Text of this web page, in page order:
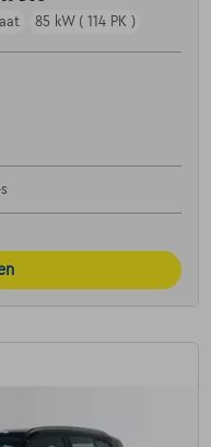
85 kW ( 114 PK )